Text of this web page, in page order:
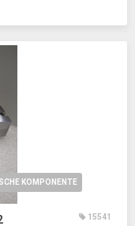
KOMPONENTE
15541